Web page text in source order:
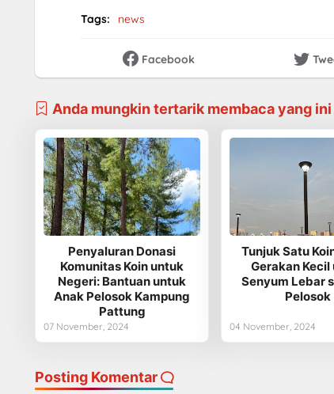
Tags: news
Facebook
Anda mungkin tertarik membaca yang ini
Penyaluran Donasi
Komunitas Koin untuk
Negeri: Bantuan untuk
Anak Pelosok Kampung
Pattung
07 November, 2024
Tunjuk Satu
Gerakan Kecil
Senyum Lebar
Pelosok
04 November, 2024
Posting Komentar